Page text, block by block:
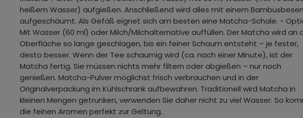
heißem Wasser) aufgießen. Anschließend wird alles mit einem Bambusbesen
aufgeschäumt. Als Gefäß eignet sich am besten eine Matcha-Schale. -
Mit Wasser (60 ml) oder Milch/Milchalternative auffüllen. Der Matcha wird an
Oberfläche so lange geschlagen, bis ein feiner Schaum entsteht – je fester,
desto besser. Wenn der Tee schaumig wird (ca. nach einer Minute), ist der
Matcha fertig. Sie müssen nichts mehr filtern oder abgießen – nur noch
genießen. Matcha-Pulver möglichst frisch verbrauchen und in der
Originalverpackung im Kühlschrank aufbewahren. Traditionell wird Matcha in
kleinen Mengen getrunken, verwenden Sie daher nicht zu viel Wasser. So
die feinen Aromen perfekt zur Geltung.